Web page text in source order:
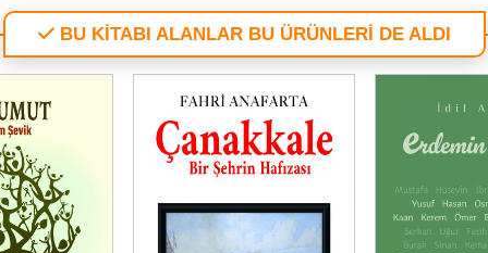
BU KİTABI ALANLAR BU ÜRÜNLERİ DE ALDI